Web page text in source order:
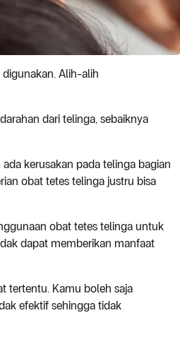
Alih-alih
dari telinga, sebaiknya
kerusakan pada telinga bagian
obat tetes telinga justru bisa
obat tetes telinga untuk
dapat memberikan manfaat
tertentu. Kamu boleh saja
efektif sehingga tidak